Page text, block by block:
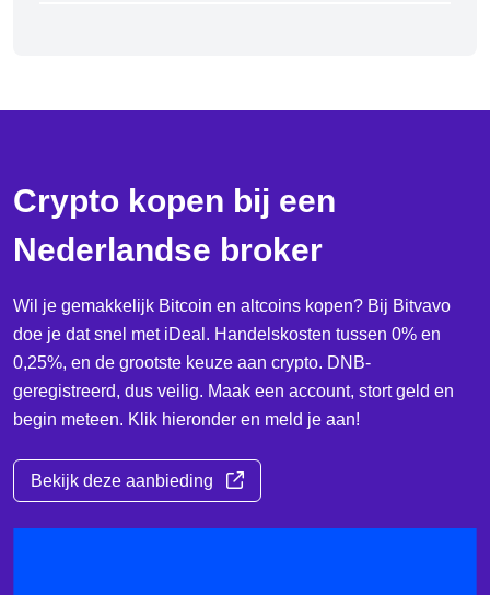
Crypto kopen bij een
Nederlandse broker
Wil je gemakkelijk Bitcoin en altcoins kopen? Bij Bitvavo
doe je dat snel met iDeal. Handelskosten tussen 0% en
0,25%, en de grootste keuze aan crypto. DNB-
geregistreerd, dus veilig. Maak een account, stort geld en
begin meteen. Klik hieronder en meld je aan!
Bekijk deze aanbieding